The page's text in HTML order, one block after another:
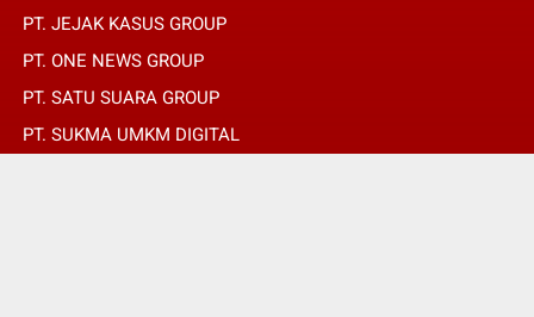
PT. JEJAK KASUS GROUP
PT. ONE NEWS GROUP
PT. SATU SUARA GROUP
PT. SUKMA UMKM DIGITAL